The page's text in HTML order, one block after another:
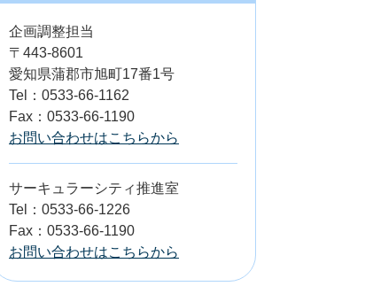
企画調整担当
〒443-8601
愛知県蒲郡市旭町17番1号
Tel：0533-66-1162
Fax：0533-66-1190
お問い合わせはこちらから
サーキュラーシティ推進室
Tel：0533-66-1226
Fax：0533-66-1190
お問い合わせはこちらから